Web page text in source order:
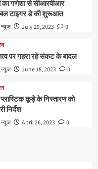
का गणेशा से सीआरवीआर
टाइगर डे की शुरूआत
न्यूज July 29, 2023 0
पर गहरा रहे संकट के बादल
न्यूज June 18, 2023 0
कूड़े के निस्तारण को
निर्देश
न्यूज April 26, 2023 0